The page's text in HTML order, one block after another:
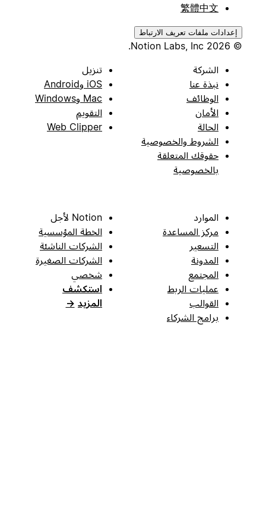
繁體中文
إعدادات ملفات تعريف الارتباط
الشركة
نبذة عنا
الوظائف
الأمان
الحالة
الشروط والخصوصية
حقوقك المتعلقة
بالخصوصية
تنزيل
iOS وAndroid
Mac وWindows
التقويم
Web Clipper
الموارد
مركز المساعدة
التسعير
المدونة
المجتمع
عمليات الربط
القوالب
برامج الشركاء
Notion لأجل
الخطة المؤسسية
الشركات الناشئة
الشركات الصغيرة
شخصي
استكشف
المزيد →